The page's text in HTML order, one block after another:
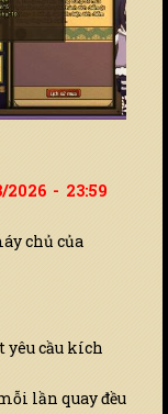
2026 - 23:59
chủ của
yêu cầu kích
lần quay đều